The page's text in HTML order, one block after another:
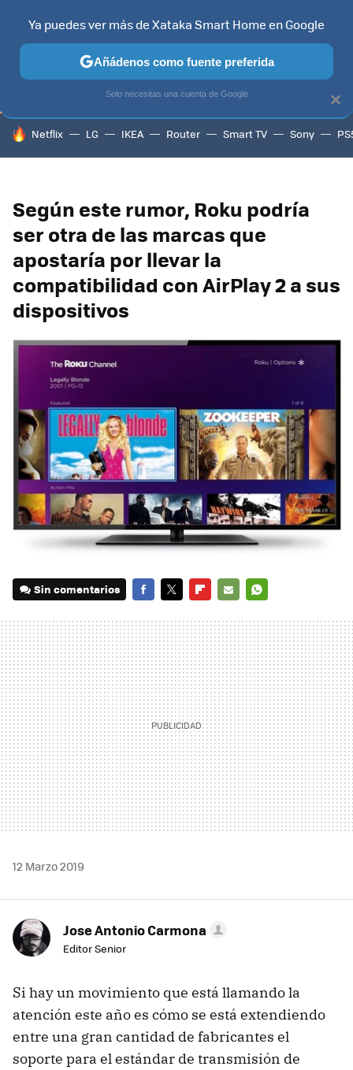
TELEVISORES CONTENIDOS SMART TV SELECCIÓN
HOY SE HABLA DE
Netflix LG IKEA Router Smart TV Sony
Según este rumor, Roku podría
ser otra de las marcas que
apostaría por llevar la
compatibilidad con AirPlay 2 a sus
dispositivos
Sin comentarios
MAIL
12 Marzo 2019
Jose Antonio Carmona
Editor Senior
Si hay un movimiento que está llamando la
atención este año es cómo se está extendiendo
entre una gran cantidad de fabricantes el
soporte para el estándar de transmisión de
×
Ya puedes ver más de Xataka Smart Home en Google
Añádenos como fuente preferida
Solo necesitas una cuenta de Google